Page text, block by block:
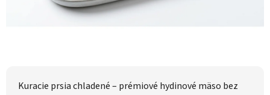
Kuracie prsia chladené – prémiové hydinové mäso bez